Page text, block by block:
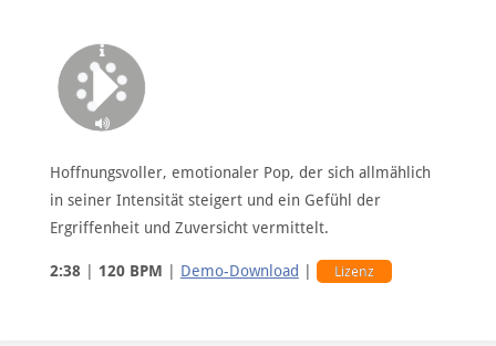
Hoffnungsvoller, emotionaler Pop, der sich allmählich
in seiner Intensität steigert und ein Gefühl der
Ergriffenheit und Zuversicht vermittelt.
2:38| 120 BPM Demo-Download Lizenz